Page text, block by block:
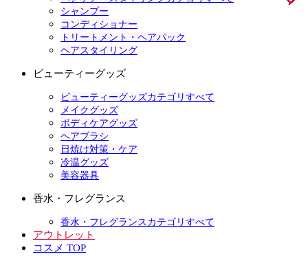
シャンプー
コンディショナー
トリートメント・ヘアパック
ヘアスタイリング
ビューティーグッズ
ビューティーグッズカテゴリすべて
メイクグッズ
ボディケアグッズ
ヘアブラシ
日焼け対策・ケア
冷温グッズ
美容器具
香水・フレグランス
香水・フレグランスカテゴリすべて
アウトレット
コスメ TOP